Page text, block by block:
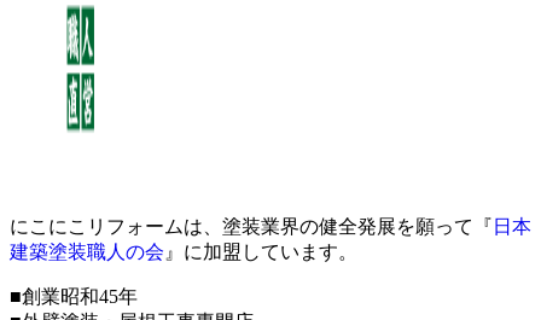
にこにこリフォームは、塗装業界の健全発展を願って『 日本
建築塗装職人の会 』に加盟しています。
■創業昭和45年